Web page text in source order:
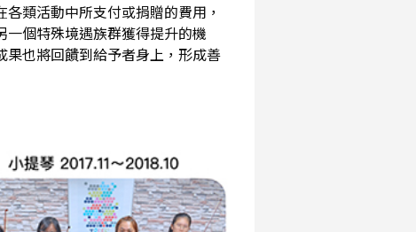
類活動中所支付或捐贈的費用，
個特殊境遇族群獲得提升的機
也將回饋到給予者身上，形成善